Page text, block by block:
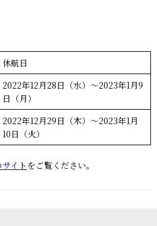
休航日
2022年12月28日（水）～2023年1月9
日（月）
2022年12月29日（木）～2023年1月
10日（火）
イト をご覧ください。